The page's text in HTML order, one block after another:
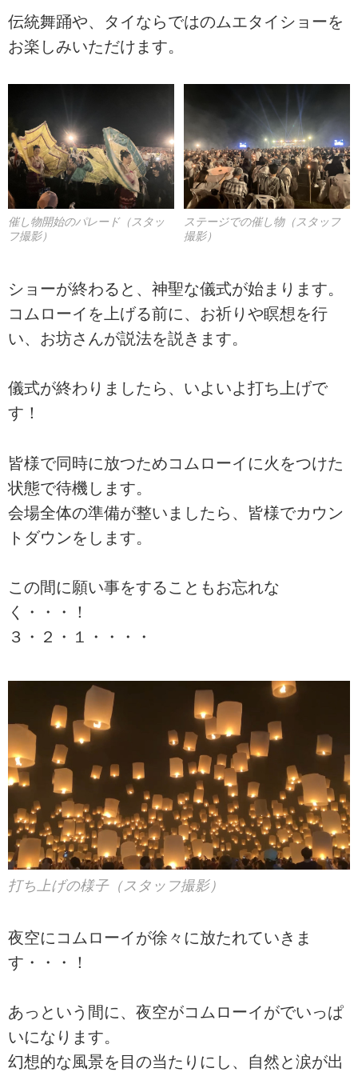
伝統舞踊や、タイならではのムエタイショーを
お楽しみいただけます。
ステージでの催し物（スタッフ
撮影）
催し物開始のパレード（スタッ
フ撮影）
ショーが終わると、神聖な儀式が始まります。
コムローイを上げる前に、お祈りや瞑想を行
い、お坊さんが説法を説きます。
儀式が終わりましたら、いよいよ打ち上げで
す！
皆様で同時に放つためコムローイに火をつけた
状態で待機します。
会場全体の準備が整いましたら、皆様でカウン
トダウンをします。
この間に願い事をすることもお忘れな
く・・・！
３・２・１・・・・
打ち上げの様子（スタッフ撮影）
夜空にコムローイが徐々に放たれていきま
す・・・！
あっという間に、夜空がコムローイがでいっぱ
いになります。
幻想的な風景を目の当たりにし、自然と涙が出